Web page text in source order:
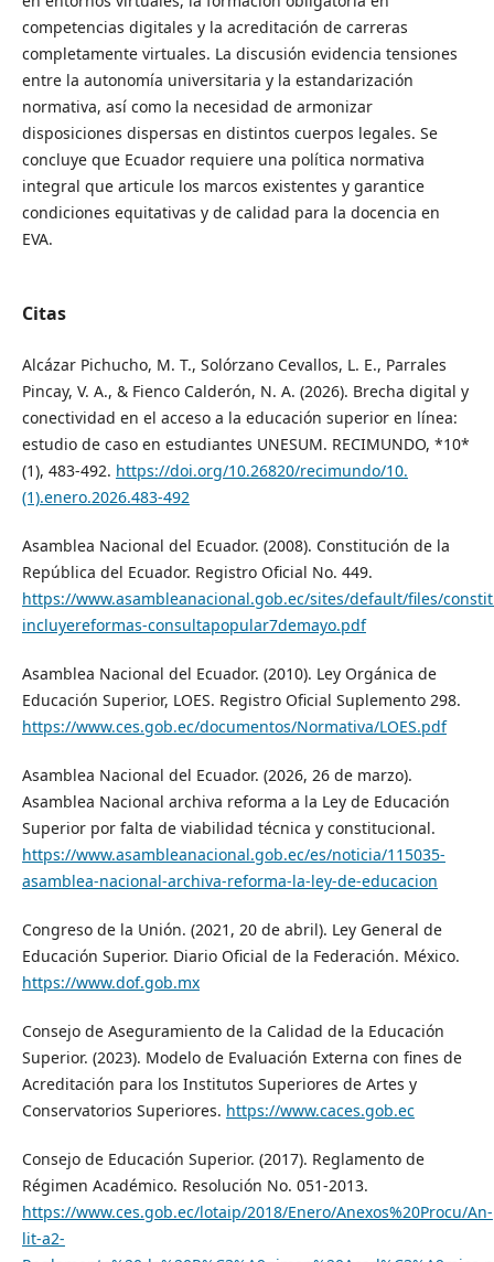
competencias digitales y la acreditación de carreras
completamente virtuales. La discusión evidencia tensiones
entre la autonomía universitaria y la estandarización
normativa, así como la necesidad de armonizar
disposiciones dispersas en distintos cuerpos legales. Se
concluye que Ecuador requiere una política normativa
integral que articule los marcos existentes y garantice
condiciones equitativas y de calidad para la docencia en
EVA.
Citas
Alcázar Pichucho, M. T., Solórzano Cevallos, L. E., Parrales
Pincay, V. A., & Fienco Calderón, N. A. (2026). Brecha digital y
conectividad en el acceso a la educación superior en línea:
estudio de caso en estudiantes UNESUM. RECIMUNDO, *10*
(1), 483-492. https://doi.org/10.26820/recimundo/10.
(1).enero.2026.483-492
Asamblea Nacional del Ecuador. (2008). Constitución de la
República del Ecuador. Registro Oficial No. 449.
https://www.asambleanacional.gob.ec/sites/default/files/
incluyereformas-consultapopular7demayo.pdf
Asamblea Nacional del Ecuador. (2010). Ley Orgánica de
Educación Superior, LOES. Registro Oficial Suplemento 298.
https://www.ces.gob.ec/documentos/Normativa/LOES.pdf
Asamblea Nacional del Ecuador. (2026, 26 de marzo).
Asamblea Nacional archiva reforma a la Ley de Educación
Superior por falta de viabilidad técnica y constitucional.
https://www.asambleanacional.gob.ec/es/noticia/115035-
asamblea-nacional-archiva-reforma-la-ley-de-educacion
Congreso de la Unión. (2021, 20 de abril). Ley General de
Educación Superior. Diario Oficial de la Federación. México.
https://www.dof.gob.mx
Consejo de Aseguramiento de la Calidad de la Educación
Superior. (2023). Modelo de Evaluación Externa con fines de
Acreditación para los Institutos Superiores de Artes y
Conservatorios Superiores. https://www.caces.gob.ec
Consejo de Educación Superior. (2017). Reglamento de
Régimen Académico. Resolución No. 051-2013.
https://www.ces.gob.ec/lotaip/2018/Enero/Anexos%20Procu/An-
lit-a2-